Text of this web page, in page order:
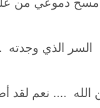
دموعي من
السر الذي وجدته
الله .... نعم